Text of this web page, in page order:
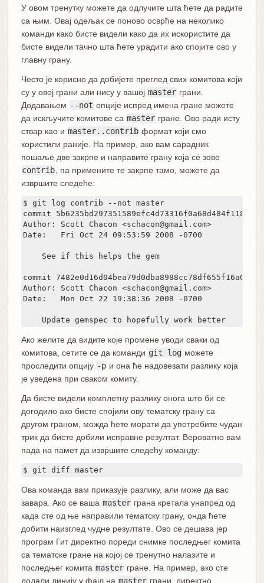
У овом тренутку можете да одлучите шта ћете да радите
са њим. Овај одељак се поново осврће на неколико
команди како бисте видели како да их искористите да
бисте видели тачно шта ћете урадити ако спојите ово у
главну грану.
Често је корисно да добијете преглед свих комитова који
су у овој грани али нису у вашој master грани.
Додавањем --not опције испред имена гране можете
да искључите комитове са master гране. Ово ради исту
ствар као и master..contrib формат који смо
користили раније. На пример, ако вам сарадник
пошаље две закрпе и направите грану која се зове
contrib , па примените те закрпе тамо, можете да
извршите следеће:
$ git log contrib --not master
commit 5b6235bd297351589efc4d73316f0a68d484f118
Author: Scott Chacon <schacon@gmail.com>
Date:   Fri Oct 24 09:53:59 2008 -0700
    See if this helps the gem
commit 7482e0d16d04bea79d0dba8988cc78df655f16a0
Author: Scott Chacon <schacon@gmail.com>
Date:   Mon Oct 22 19:38:36 2008 -0700
    Update gemspec to hopefully work better
Ако желите да видите које промене уводи сваки од
комитова, сетите се да команди git log можете
проследити опцију -p и она ће надовезати разлику која
је уведена при сваком комиту.
Да бисте видели комплетну разлику онога што би се
догодило ако бисте спојили ову тематску грану са
другом граном, можда ћете морати да употребите чудан
трик да бисте добили исправне резултат. Вероватно вам
пада на памет да извршите следећу команду:
$ git diff master
Ова команда вам приказује разлику, али може да вас
завара. Ако се ваша master грана кретала унапред од
када сте од ње направили тематску грану, онда ћете
добити наизглед чудне резултате. Ово се дешава јер
програм Гит директно пореди снимке последњег комита
са тематске гране на којој се тренутно налазите и
последњег комита master гране. На пример, ако сте
додали линију у фајл на master грани, директно